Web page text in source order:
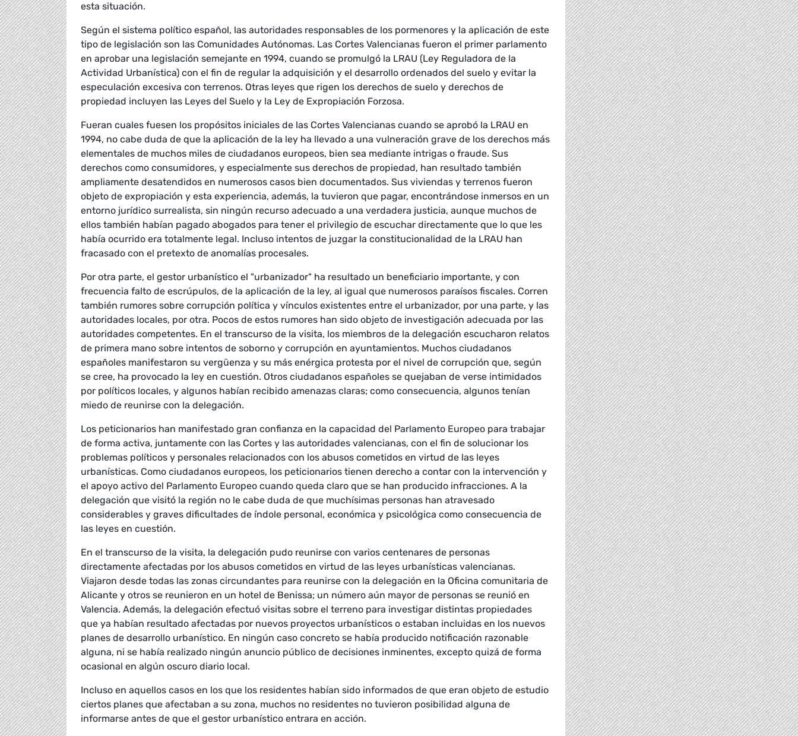
esta situación.
Según el sistema político español, las autoridades responsables de los pormenores y la aplicación de este
tipo de legislación son las Comunidades Autónomas. Las Cortes Valencianas fueron el primer parlamento
en aprobar una legislación semejante en 1994, cuando se promulgó la LRAU (Ley Reguladora de la
Actividad Urbanística) con el fin de regular la adquisición y el desarrollo ordenados del suelo y evitar la
especulación excesiva con terrenos. Otras leyes que rigen los derechos de suelo y derechos de
propiedad incluyen las Leyes del Suelo y la Ley de Expropiación Forzosa.
Fueran cuales fuesen los propósitos iniciales de las Cortes Valencianas cuando se aprobó la LRAU en
1994, no cabe duda de que la aplicación de la ley ha llevado a una vulneración grave de los derechos más
elementales de muchos miles de ciudadanos europeos, bien sea mediante intrigas o fraude. Sus
derechos como consumidores, y especialmente sus derechos de propiedad, han resultado también
ampliamente desatendidos en numerosos casos bien documentados. Sus viviendas y terrenos fueron
objeto de expropiación y esta experiencia, además, la tuvieron que pagar, encontrándose inmersos en un
entorno jurídico surrealista, sin ningún recurso adecuado a una verdadera justicia, aunque muchos de
ellos también habían pagado abogados para tener el privilegio de escuchar directamente que lo que les
había ocurrido era totalmente legal. Incluso intentos de juzgar la constitucionalidad de la LRAU han
fracasado con el pretexto de anomalías procesales.
Por otra parte, el gestor urbanístico el "urbanizador" ha resultado un beneficiario importante, y con
frecuencia falto de escrúpulos, de la aplicación de la ley, al igual que numerosos paraísos fiscales. Corren
también rumores sobre corrupción política y vínculos existentes entre el urbanizador, por una parte, y las
autoridades locales, por otra. Pocos de estos rumores han sido objeto de investigación adecuada por las
autoridades competentes. En el transcurso de la visita, los miembros de la delegación escucharon relatos
de primera mano sobre intentos de soborno y corrupción en ayuntamientos. Muchos ciudadanos
españoles manifestaron su vergüenza y su más enérgica protesta por el nivel de corrupción que, según
se cree, ha provocado la ley en cuestión. Otros ciudadanos españoles se quejaban de verse intimidados
por políticos locales, y algunos habían recibido amenazas claras; como consecuencia, algunos tenían
miedo de reunirse con la delegación.
Los peticionarios han manifestado gran confianza en la capacidad del Parlamento Europeo para trabajar
de forma activa, juntamente con las Cortes y las autoridades valencianas, con el fin de solucionar los
problemas políticos y personales relacionados con los abusos cometidos en virtud de las leyes
urbanísticas. Como ciudadanos europeos, los peticionarios tienen derecho a contar con la intervención y
el apoyo activo del Parlamento Europeo cuando queda claro que se han producido infracciones. A la
delegación que visitó la región no le cabe duda de que muchísimas personas han atravesado
considerables y graves dificultades de índole personal, económica y psicológica como consecuencia de
las leyes en cuestión.
En el transcurso de la visita, la delegación pudo reunirse con varios centenares de personas
directamente afectadas por los abusos cometidos en virtud de las leyes urbanísticas valencianas.
Viajaron desde todas las zonas circundantes para reunirse con la delegación en la Oficina comunitaria de
Alicante y otros se reunieron en un hotel de Benissa; un número aún mayor de personas se reunió en
Valencia. Además, la delegación efectuó visitas sobre el terreno para investigar distintas propiedades
que ya habían resultado afectadas por nuevos proyectos urbanísticos o estaban incluidas en los nuevos
planes de desarrollo urbanístico. En ningún caso concreto se había producido notificación razonable
alguna, ni se había realizado ningún anuncio público de decisiones inminentes, excepto quizá de forma
ocasional en algún oscuro diario local.
Incluso en aquellos casos en los que los residentes habían sido informados de que eran objeto de estudio
ciertos planes que afectaban a su zona, muchos no residentes no tuvieron posibilidad alguna de
informarse antes de que el gestor urbanístico entrara en acción.